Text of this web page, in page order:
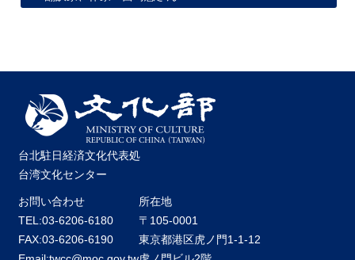
台北駐日経済文化代表処
台湾文化センター
お問い合わせ
TEL:03-6206-6180
FAX:03-6206-6190
所在地
〒105-0001
東京都港区虎ノ門1-1-12